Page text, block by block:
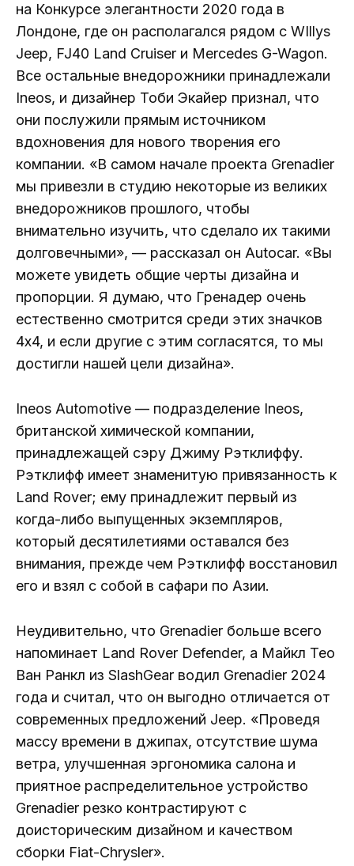
на Конкурсе элегантности 2020 года в
Лондоне, где он располагался рядом с WIllys
Jeep, FJ40 Land Cruiser и Mercedes G-Wagon.
Все остальные внедорожники принадлежали
Ineos, и дизайнер Тоби Экайер признал, что
они послужили прямым источником
вдохновения для нового творения его
компании. «В самом начале проекта Grenadier
мы привезли в студию некоторые из великих
внедорожников прошлого, чтобы
внимательно изучить, что сделало их такими
долговечными», — рассказал он Autocar. «Вы
можете увидеть общие черты дизайна и
пропорции. Я думаю, что Гренадер очень
естественно смотрится среди этих значков
4х4, и если другие с этим согласятся, то мы
достигли нашей цели дизайна».
Ineos Automotive — подразделение Ineos,
британской химической компании,
принадлежащей сэру Джиму Рэтклиффу.
Рэтклифф имеет знаменитую привязанность к
Land Rover; ему принадлежит первый из
когда-либо выпущенных экземпляров,
который десятилетиями оставался без
внимания, прежде чем Рэтклифф восстановил
его и взял с собой в сафари по Азии.
Неудивительно, что Grenadier больше всего
напоминает Land Rover Defender, а Майкл Тео
Ван Ранкл из SlashGear водил Grenadier 2024
года и считал, что он выгодно отличается от
современных предложений Jeep. «Проведя
массу времени в джипах, отсутствие шума
ветра, улучшенная эргономика салона и
приятное распределительное устройство
Grenadier резко контрастируют с
доисторическим дизайном и качеством
сборки Fiat-Chrysler».